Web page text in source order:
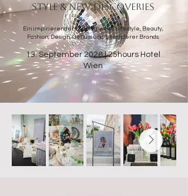
STYLE & NEW DISCOVERIES
Ein inspirierender Sonntag voller Lifestyle, Beauty,
Fashion, Design, Genuss und besonderer Brands.
13. September 2026 | 25hours Hotel
Wien